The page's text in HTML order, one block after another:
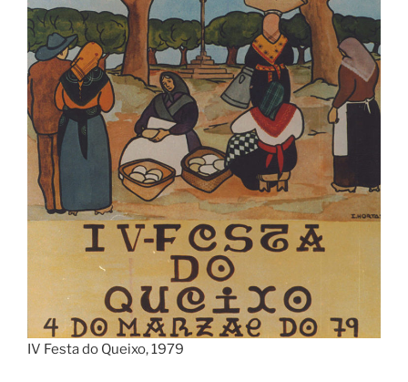
IV Festa do Queixo, 1979